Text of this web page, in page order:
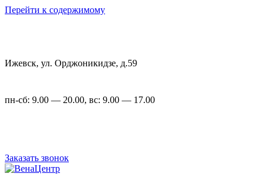
Перейти к содержимому
Ижевск, ул. Орджоникидзе, д.59
пн-сб: 9.00 — 20.00, вс: 9.00 — 17.00
Заказать звонок